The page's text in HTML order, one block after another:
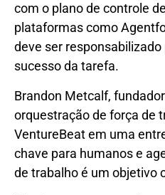
com o plano de controle
plataformas como
deve ser
sucesso da tarefa.
Brandon Metcalf,
orquestração de força de
VentureBeat em uma
chave para humanos e
de trabalho é um objetivo